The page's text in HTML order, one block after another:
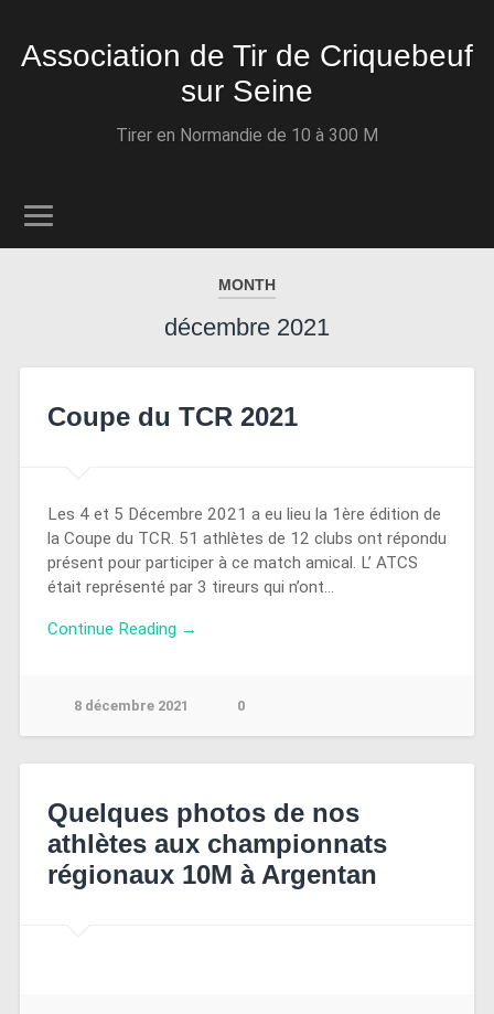
Association de Tir de Criquebeuf
sur Seine
Tirer en Normandie de 10 à 300 M
MONTH
décembre 2021
Coupe du TCR 2021
Les 4 et 5 Décembre 2021 a eu lieu la 1ère édition de
la Coupe du TCR. 51 athlètes de 12 clubs ont répondu
présent pour participer à ce match amical. L’ ATCS
était représenté par 3 tireurs qui n’ont…
Continue Reading →
8 décembre 2021 0
Quelques photos de nos
athlètes aux championnats
régionaux 10M à Argentan